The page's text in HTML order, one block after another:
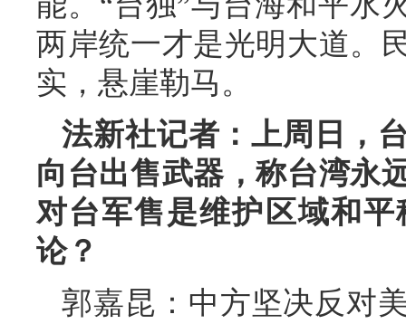
两岸统一才是光明大道。
实，悬崖勒马。
法新社记者：上周日，
向台出售武器，称台湾永
对台军售是维护区域和
论？
郭嘉昆：中方坚决反对